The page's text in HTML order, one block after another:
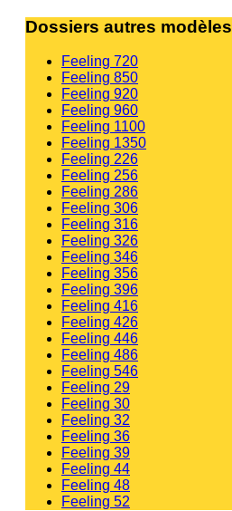
Dossiers autres modèles
Feeling 720
Feeling 850
Feeling 920
Feeling 960
Feeling 1100
Feeling 1350
Feeling 226
Feeling 256
Feeling 286
Feeling 306
Feeling 316
Feeling 326
Feeling 346
Feeling 356
Feeling 396
Feeling 416
Feeling 426
Feeling 446
Feeling 486
Feeling 546
Feeling 29
Feeling 30
Feeling 32
Feeling 36
Feeling 39
Feeling 44
Feeling 48
Feeling 52